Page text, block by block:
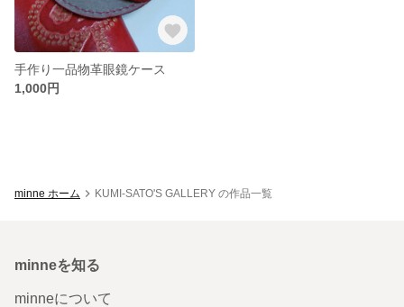
手作り一品物革眼鏡ケース
1,000円
minne ホーム KUMI-SATO'S GALLERY の作品一覧
minneを知る
minneについて